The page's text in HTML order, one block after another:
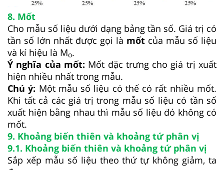
8. Mốt
Cho mẫu số liệu dưới dạng bảng tần số. Giá trị có
tần số lớn nhất được gọi là mốt của mẫu số liệu
và kí hiệu là Mo.
Ý nghĩa của mốt: Mốt đặc trưng cho giá trị xuất
hiện nhiều nhất trong mẫu.
Chú ý: Một mẫu số liệu có thể có rất nhiều mốt.
Khi tất cả các giá trị trong mẫu số liệu có tần số
xuất hiện bằng nhau thì mẫu số liệu đó không có
mốt.
9. Khoảng biến thiên và khoảng tứ phân vị
9.1. Khoảng biến thiên và khoảng tứ phân vị
Sắp xếp mẫu số liệu theo thứ tự không giảm, ta